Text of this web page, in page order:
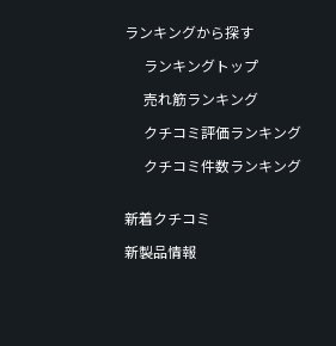
ランキングから探す
ランキングトップ
売れ筋ランキング
クチコミ評価ランキング
クチコミ件数ランキング
新着クチコミ
新製品情報